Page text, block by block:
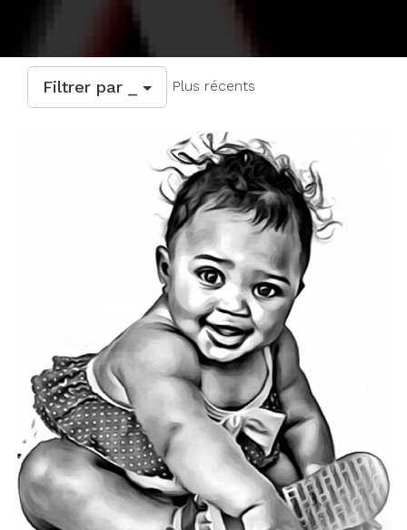
Filtrer par _ Plus récents